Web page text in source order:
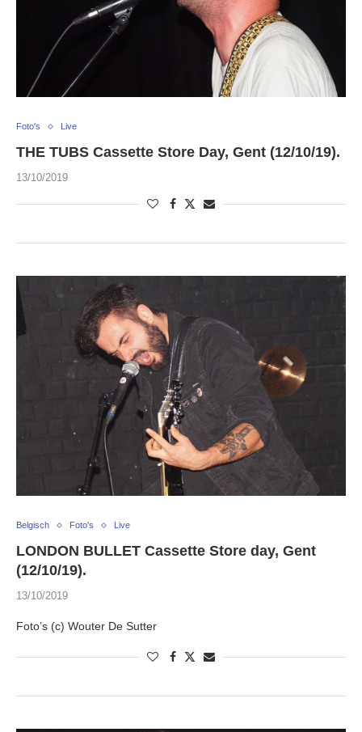
Foto's Live
THE TUBS Cassette Store Day, Gent (12/10/19).
13/10/2019
Belgisch Foto's Live
LONDON BULLET Cassette Store day, Gent
(12/10/19).
13/10/2019
Foto’s (c) Wouter De Sutter